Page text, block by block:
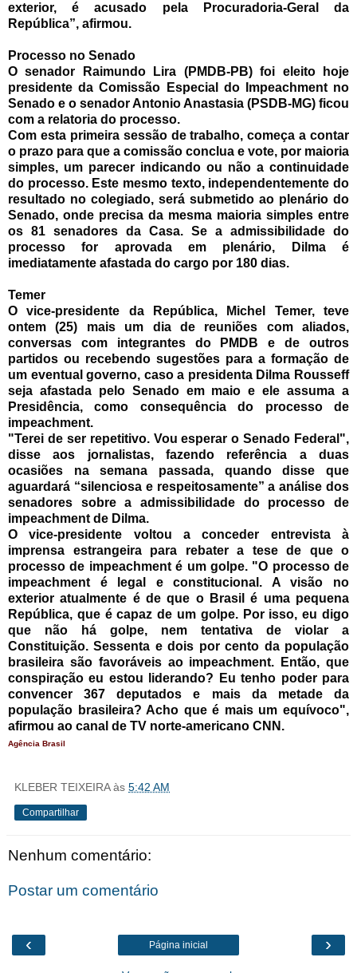
exterior, é acusado pela Procuradoria-Geral da
República”, afirmou.
Processo no Senado
O senador Raimundo Lira (PMDB-PB) foi eleito hoje
presidente da Comissão Especial do Impeachment no
Senado e o senador Antonio Anastasia (PSDB-MG) ficou
com a relatoria do processo.
Com esta primeira sessão de trabalho, começa a contar
o prazo para que a comissão conclua e vote, por maioria
simples, um parecer indicando ou não a continuidade
do processo. Este mesmo texto, independentemente do
resultado no colegiado, será submetido ao plenário do
Senado, onde precisa da mesma maioria simples entre
os 81 senadores da Casa. Se a admissibilidade do
processo for aprovada em plenário, Dilma é
imediatamente afastada do cargo por 180 dias.
Temer
O vice-presidente da República, Michel Temer, teve
ontem (25) mais um dia de reuniões com aliados,
conversas com integrantes do PMDB e de outros
partidos ou recebendo sugestões para a formação de
um eventual governo, caso a presidenta Dilma Rousseff
seja afastada pelo Senado em maio e ele assuma a
Presidência, como consequência do processo de
impeachment.
"Terei de ser repetitivo. Vou esperar o Senado Federal",
disse aos jornalistas, fazendo referência a duas
ocasiões na semana passada, quando disse que
aguardará “silenciosa e respeitosamente” a análise dos
senadores sobre a admissibilidade do processo de
impeachment de Dilma.
O vice-presidente voltou a conceder entrevista à
imprensa estrangeira para rebater a tese de que o
processo de impeachment é um golpe. "O processo de
impeachment é legal e constitucional. A visão no
exterior atualmente é de que o Brasil é uma pequena
República, que é capaz de um golpe. Por isso, eu digo
que não há golpe, nem tentativa de violar a
Constituição. Sessenta e dois por cento da população
brasileira são favoráveis ao impeachment. Então, que
conspiração eu estou liderando? Eu tenho poder para
convencer 367 deputados e mais da metade da
população brasileira? Acho que é mais um equívoco",
afirmou ao canal de TV norte-americano CNN.
Agência Brasil
KLEBER TEIXEIRA às 5:42 AM
Compartilhar
Nenhum comentário:
Postar um comentário
‹ ›
Página inicial